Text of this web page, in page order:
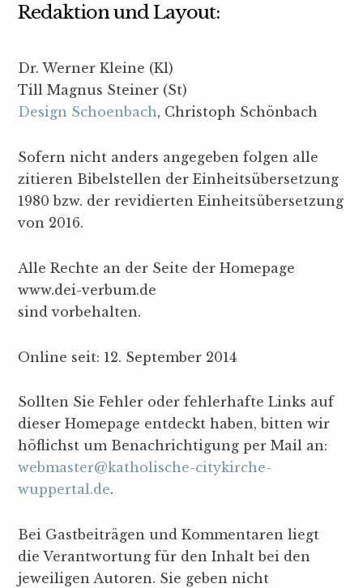
Redaktion und Layout:
Dr. Werner Kleine (Kl)
Till Magnus Steiner (St)
Design Schoenbach, Christoph Schönbach
Sofern nicht anders angegeben folgen alle
zitieren Bibelstellen der Einheitsübersetzung
1980 bzw. der revidierten Einheitsübersetzung
von 2016.
Alle Rechte an der Seite der Homepage
www.dei-verbum.de
sind vorbehalten.
Online seit: 12. September 2014
Sollten Sie Fehler oder fehlerhafte Links auf
dieser Homepage entdeckt haben, bitten wir
höflichst um Benachrichtigung per Mail an:
webmaster@katholische-citykirche-
wuppertal.de.
Bei Gastbeiträgen und Kommentaren liegt
die Verantwortung für den Inhalt bei den
jeweiligen Autoren. Sie geben nicht